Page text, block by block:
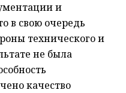
и
в свою очередь
технического и
не была
качество